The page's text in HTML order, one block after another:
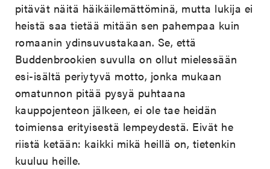
pitävät näitä häikäilemättöminä, mutta lukija ei
heistä saa tietää mitään sen pahempaa kuin
romaanin ydinsuvustakaan. Se, että
Buddenbrookien suvulla on ollut mielessään
esi-isältä periytyvä motto, jonka mukaan
omatunnon pitää pysyä puhtaana
kauppojenteon jälkeen, ei ole tae heidän
toimiensa erityisestä lempeydestä. Eivät he
riistä ketään: kaikki mikä heillä on, tietenkin
kuuluu heille.